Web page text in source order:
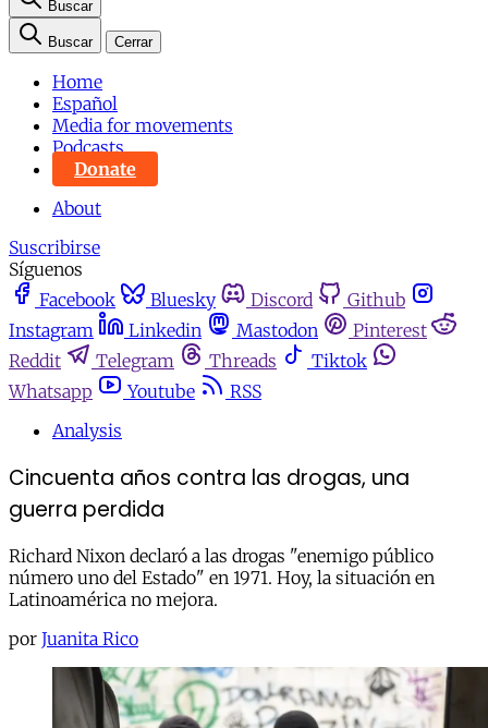
Buscar
Buscar Cerrar
Home
Español
Media for movements
Podcasts
Donate
About
Suscribirse
Síguenos
Facebook
Bluesky Discord
Github
Instagram
Linkedin Mastodon
Pinterest
Reddit
Telegram Threads
Tiktok
Whatsapp
Youtube
RSS
Analysis
Cincuenta años contra las drogas, una
guerra perdida
Richard Nixon declaró a las drogas "enemigo público
número uno del Estado" en 1971. Hoy, la situación en
Latinoamérica no mejora.
por Juanita Rico